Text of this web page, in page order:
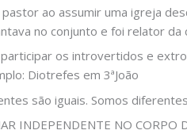
ao assumir uma igreja
no conjunto e foi relator
os introvertidos e
Diotrefes em 3ªJoão
são iguais. Somos
INDEPENDENTE NO CORPO